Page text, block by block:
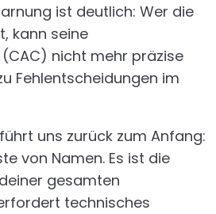
ist deutlich: Wer die
kann seine
nicht mehr präzise
Fehlentscheidungen im
uns zurück zum Anfang:
von Namen. Es ist die
gesamten
technisches